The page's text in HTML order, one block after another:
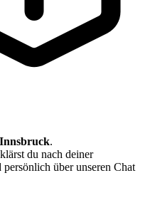
.
du nach deiner
über unseren Chat